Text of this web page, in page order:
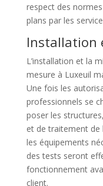
respect des
plans par les
Installation
L’installation et la
mesure à Luxeuil
Une fois les
professionnels se
poser les
et de traitement de
les équipements
des tests seront
fonctionnement
client.